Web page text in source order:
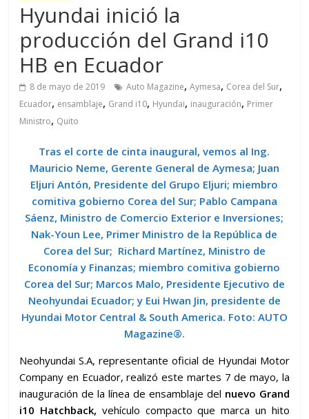
Hyundai inició la
producción del Grand i10
HB en Ecuador
8 de mayo de 2019 Auto Magazine,Aymesa, Corea del Sur,
Ecuador, ensamblaje, Grand i10, Hyundai, inauguración, Primer
Ministro, Quito
Tras el corte de cinta inaugural, vemos al Ing.
Mauricio Neme, Gerente General de Aymesa; Juan
Eljuri Antón, Presidente del Grupo Eljuri; miembro
comitiva gobierno Corea del Sur; Pablo Campana
Sáenz, Ministro de Comercio Exterior e Inversiones;
Nak-Youn Lee, Primer Ministro de la República de
Corea del Sur; Richard Martínez, Ministro de
Economía y Finanzas; miembro comitiva gobierno
Corea del Sur; Marcos Malo, Presidente Ejecutivo de
Neohyundai Ecuador; y Eui Hwan Jin, presidente de
Hyundai Motor Central & South America. Foto: AUTO
Magazine®.
Neohyundai S.A, representante oficial de Hyundai Motor
Company en Ecuador, realizó este martes 7 de mayo, la
inauguración de la línea de ensamblaje del nuevo Grand
i10 Hatchback, vehículo compacto que marca un hito